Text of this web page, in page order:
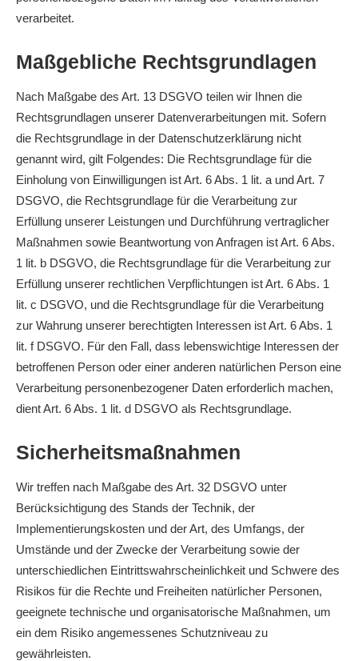
verarbeitet.
Maßgebliche Rechtsgrundlagen
Nach Maßgabe des Art. 13 DSGVO teilen wir Ihnen die
Rechtsgrundlagen unserer Datenverarbeitungen mit. Sofern
die Rechtsgrundlage in der Datenschutzerklärung nicht
genannt wird, gilt Folgendes: Die Rechtsgrundlage für die
Einholung von Einwilligungen ist Art. 6 Abs. 1 lit. a und Art. 7
DSGVO, die Rechtsgrundlage für die Verarbeitung zur
Erfüllung unserer Leistungen und Durchführung vertraglicher
Maßnahmen sowie Beantwortung von Anfragen ist Art. 6 Abs.
1 lit. b DSGVO, die Rechtsgrundlage für die Verarbeitung zur
Erfüllung unserer rechtlichen Verpflichtungen ist Art. 6 Abs. 1
lit. c DSGVO, und die Rechtsgrundlage für die Verarbeitung
zur Wahrung unserer berechtigten Interessen ist Art. 6 Abs. 1
lit. f DSGVO. Für den Fall, dass lebenswichtige Interessen der
betroffenen Person oder einer anderen natürlichen Person eine
Verarbeitung personenbezogener Daten erforderlich machen,
dient Art. 6 Abs. 1 lit. d DSGVO als Rechtsgrundlage.
Sicherheitsmaßnahmen
Wir treffen nach Maßgabe des Art. 32 DSGVO unter
Berücksichtigung des Stands der Technik, der
Implementierungskosten und der Art, des Umfangs, der
Umstände und der Zwecke der Verarbeitung sowie der
unterschiedlichen Eintrittswahrscheinlichkeit und Schwere des
Risikos für die Rechte und Freiheiten natürlicher Personen,
geeignete technische und organisatorische Maßnahmen, um
ein dem Risiko angemessenes Schutzniveau zu
gewährleisten.